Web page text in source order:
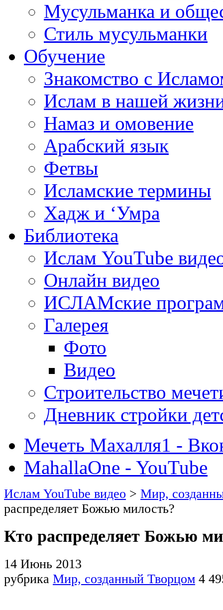
Мусульманка и
Стиль мусульманки
Обучение
Знакомство с
Ислам в нашей
Намаз и омовение
Арабский язык
Фетвы
Исламские термины
Хадж и ‘Умра
Библиотека
Ислам YouTube
Онлайн видео
ИСЛАМские
Галерея
Фото
Видео
Строительство
Дневник стройки
Мечеть Махалля1 -
MahallaOne - YouTube
Ислам YouTube видео > Мир,
распределяет Божью милость?
Кто распределяет Божью
14 Июнь 2013
рубрика Мир, созданный Творцом 4